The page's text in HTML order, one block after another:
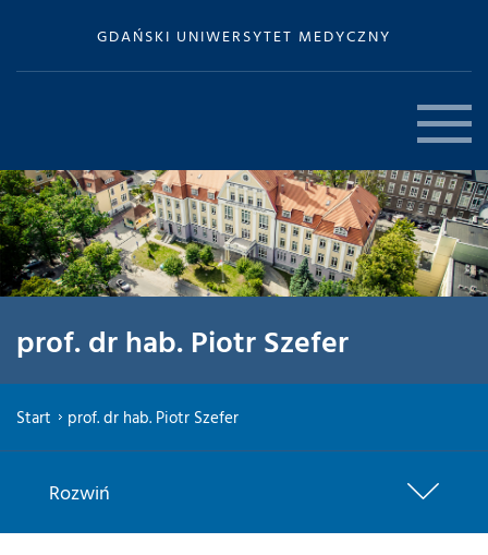
GDAŃSKI UNIWERSYTET MEDYCZNY
prof. dr hab. Piotr Szefer
Start prof. dr hab. Piotr Szefer
Rozwiń